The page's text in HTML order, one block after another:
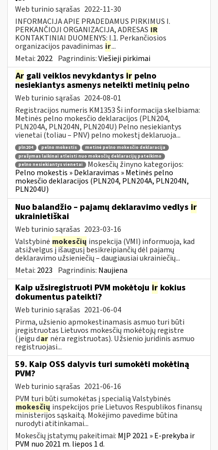
Web turinio sąrašas 2022-11-30
INFORMACIJA APIE PRADEDAMUS PIRKIMUS I.
PERKANČIOJI ORGANIZACIJA, ADRESAS IR
KONTAKTINIAI DUOMENYS: I.1. Perkančiosios
organizacijos pavadinimas ir...
Metai: 2022 Pagrindinis:Viešieji pirkimai
Ar gali veiklos nevykdantys ir pelno
nesiekiantys asmenys neteikti metinių pelno
Web turinio sąrašas 2024-08-01
Registracijos numeris KM1353 Ši informacija skelbiama:
Metinės pelno mokesčio deklaracijos (PLN204,
PLN204A, PLN204N, PLN204U) Pelno nesiekiantys
vienetai (toliau – PNV) pelno mokestį deklaruoja...
pln204 pelno mokestis
metinė pelno mokesčio deklaracija
prašymas laikinai atleisti nuo mokesčių deklaracijų pateikimo
pelno nesiekiantys vienetai
Mokesčių žinyno kategorijos:
Pelno mokestis » Deklaravimas » Metinės pelno
mokesčio deklaracijos (PLN204, PLN204A, PLN204N,
PLN204U)
Nuo balandžio – pajamų deklaravimo vedlys ir
ukrainietiškai
Web turinio sąrašas 2023-03-16
Valstybinė mokesčių inspekcija (VMI) informuoja, kad
atsižvelgus į išaugusį besikreipiančių dėl pajamų
deklaravimo užsieniečių – daugiausiai ukrainiečių...
Metai: 2023 Pagrindinis: Naujiena
Kaip užsiregistruoti PVM mokėtoju ir kokius
dokumentus pateikti?
Web turinio sąrašas 2021-06-04
Pirma, užsienio apmokestinamasis asmuo turi būti
įregistruotas Lietuvos mokesčių mokėtojų registre
(jeigu dar nėra registruotas). Užsienio juridinis asmuo
registruojasi...
59. Kaip OSS dalyvis turi sumokėti mokėtiną
PVM?
Web turinio sąrašas 2021-06-16
PVM turi būti sumokėtas į specialią Valstybinės
mokesčių inspekcijos prie Lietuvos Respublikos finansų
ministerijos sąskaitą. Mokėjimo pavedime būtina
nurodyti atitinkamai...
Mokesčių įstatymų pakeitimai: MĮP 2021 » E-prekyba ir
PVM nuo 2021 m. liepos 1 d.